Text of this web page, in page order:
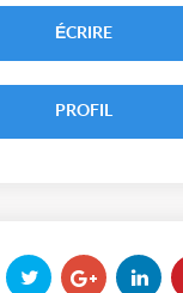
ÉCRIRE
PROFIL